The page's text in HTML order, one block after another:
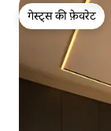
गेस्ट्स की फ़ेवरेट
गेस्ट्स की फ़ेवरेट